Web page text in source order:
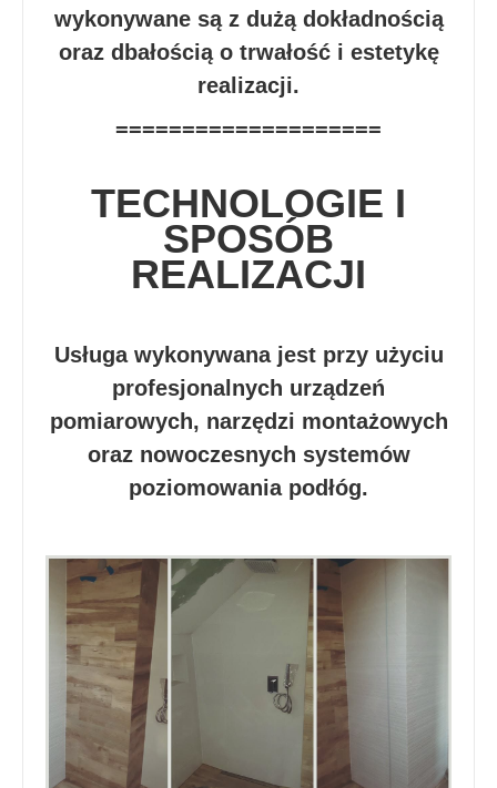
wykonywane są z dużą dokładnością
oraz dbałością o trwałość i estetykę
realizacji.
====================
TECHNOLOGIE I
SPOSÓB
REALIZACJI
Usługa wykonywana jest przy użyciu
profesjonalnych urządzeń
pomiarowych, narzędzi montażowych
oraz nowoczesnych systemów
poziomowania podłóg.